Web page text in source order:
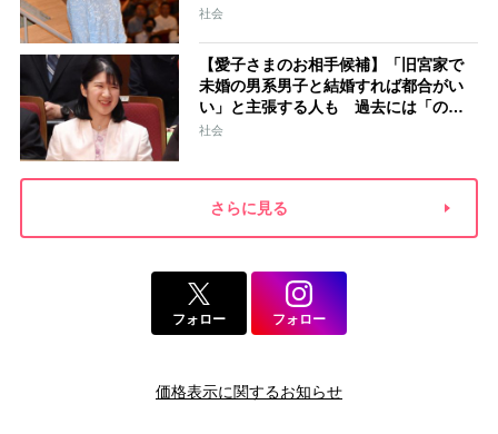
とはできない” 米大手紙は男系男子に
社会
【愛子さまのお相手候補】「旧宮家で
未婚の男系男子と結婚すれば都合がい
い」と主張する人も 過去には「のび
太くん」「野球部エース」「華道家元
社会
さらに見る
フォロー フォロー
価格表示に関するお知らせ